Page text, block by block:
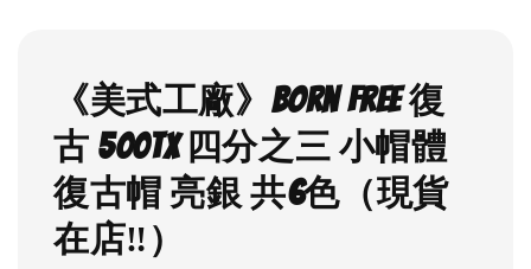
《美式工廠》Born free 復
古 500TX 四分之三 小帽體
復古帽 亮銀 共6色（現貨
在店‼）